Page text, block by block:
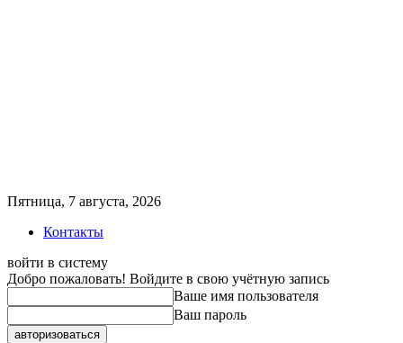
Пятница, 7 августа, 2026
Контакты
войти в систему
Добро пожаловать! Войдите в свою учётную запись
Ваше имя пользователя
Ваш пароль